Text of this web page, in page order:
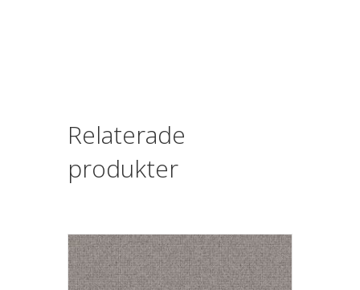
Relaterade
produkter